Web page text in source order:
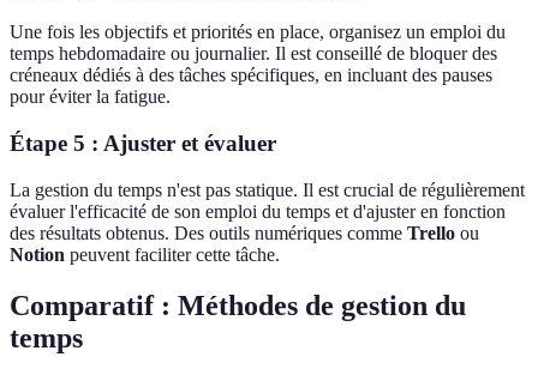
Une fois les objectifs et priorités en place, organisez un emploi du
temps hebdomadaire ou journalier. Il est conseillé de bloquer des
créneaux dédiés à des tâches spécifiques, en incluant des pauses
pour éviter la fatigue.
Étape 5 : Ajuster et évaluer
La gestion du temps n'est pas statique. Il est crucial de régulièrement
évaluer l'efficacité de son emploi du temps et d'ajuster en fonction
des résultats obtenus. Des outils numériques comme Trello ou
Notion peuvent faciliter cette tâche.
Comparatif : Méthodes de gestion du
temps